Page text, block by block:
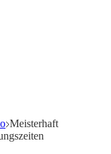
Meisterhaft